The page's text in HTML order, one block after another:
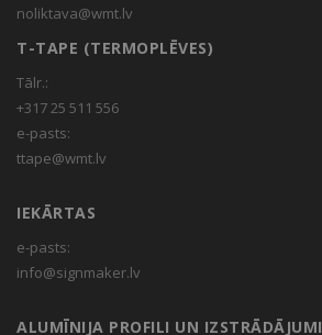
noliktava@wmt.lv
T-TAPE (TERMOPLĒVES)
Tālr.:
+317 25 511 556
e-pasts:
ttape@wmt.lv
IEKĀRTAS
e-pasts:
info@signmaker.lv
ALUMĪNIJA PROFILI UN IZSTRĀDĀJUMI